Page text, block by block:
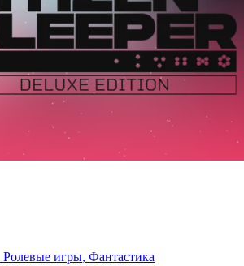
Ролевые игры, Фантастика